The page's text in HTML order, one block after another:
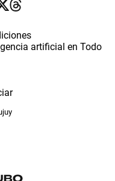
artificial en Todo